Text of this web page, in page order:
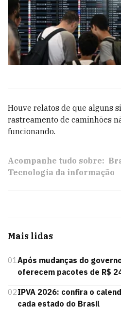
Houve relatos de que alguns
rastreamento de caminhões
funcionando.
Acompanhe tudo sobre:
Tecnologia da informação
Mais lidas
01Após mudanças do
oferecem pacotes de R$
02IPVA 2026: confira o
cada estado do Brasil